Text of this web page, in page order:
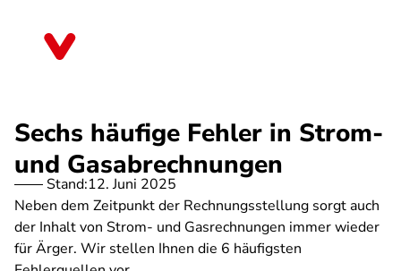
Sechs häufige Fehler in Strom-
und Gasabrechnungen
Stand:12. Juni 2025
Neben dem Zeitpunkt der Rechnungsstellung sorgt auch
der Inhalt von Strom- und Gasrechnungen immer wieder
für Ärger. Wir stellen Ihnen die 6 häufigsten